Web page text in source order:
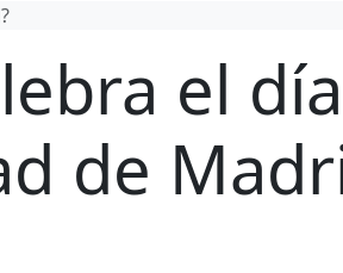
el
de